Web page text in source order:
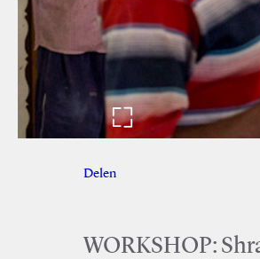
Delen
WORKSHOP: